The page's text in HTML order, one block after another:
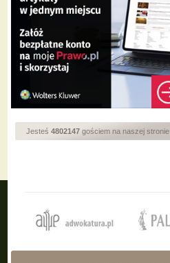
Jesteś 4802147 gościem na naszej stronie